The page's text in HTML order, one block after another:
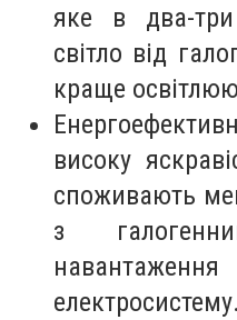
яке в два-
світло від
краще
високу
споживають
з
електросистему.